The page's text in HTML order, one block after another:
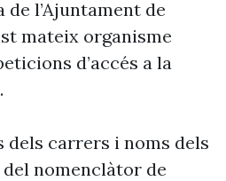
l’Ajuntament de
mateix organisme
d’accés a la
dels carrers i noms dels
nomenclàtor de